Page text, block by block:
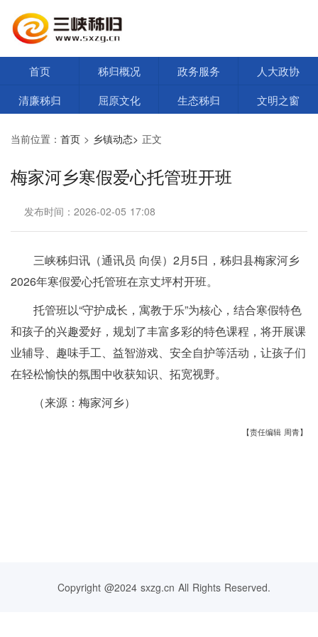
首页 秭归概况 政务服务
人大政协
清廉秭归
屈原文化 生态秭归 文明之窗
当前位置： 首页 > 乡镇动态> 正文
梅家河乡寒假爱心托管班开班
发布时间：2026-02-05 17:08
三峡秭归讯（通讯员 向俣）2月5日，秭归县梅家河乡
2026年寒假爱心托管班在京丈坪村开班。
托管班以“守护成长，寓教于乐”为核心，结合寒假特色
和孩子的兴趣爱好，规划了丰富多彩的特色课程，将开展课
业辅导、趣味手工、益智游戏、安全自护等活动，让孩子们
在轻松愉快的氛围中收获知识、拓宽视野。
（来源：梅家河乡）
【责任编辑 周青】
Copyright @2024 sxzg.cn All Rights Reserved.